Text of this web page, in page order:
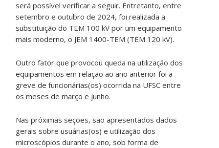
será possível verificar a seguir. Entretanto, entre
setembro e outubro de 2024, foi realizada a
substituição do TEM 100 kV por um equipamento
mais moderno, o JEM 1400-TEM (TEM 120 kV).
Outro fator que provocou queda na utilização dos
equipamentos em relação ao ano anterior foi a
greve de funcionárias(os) ocorrida na UFSC entre
os meses de março e junho.
Nas próximas seções, são apresentados dados
gerais sobre usuárias(os) e utilização dos
microscópios durante o ano, sob forma de